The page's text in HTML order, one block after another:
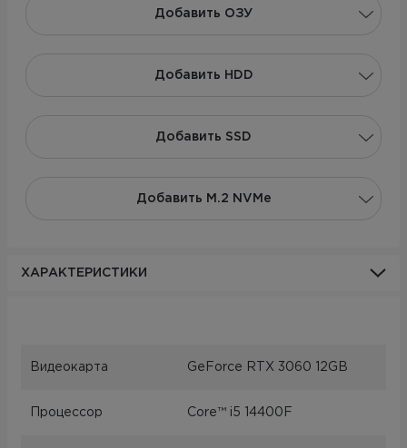
Добавить ОЗУ
Добавить НDD
Добавить SSD
Добавить M.2 NVMe
ХАРАКТЕРИСТИКИ
Видеокарта GeForce RTX 3060 12GB
Процессор Core™ i5 14400F